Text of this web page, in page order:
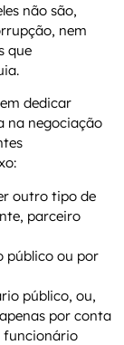
não são,
nem
que
dedicar
na negociação
outro tipo de
parceiro
público ou por
público, ou,
por conta
funcionário